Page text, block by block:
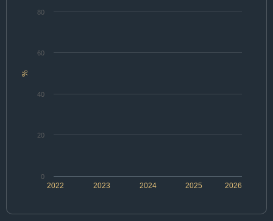
%
2022 2024 2026
2023 2025
0
20
40
60
80